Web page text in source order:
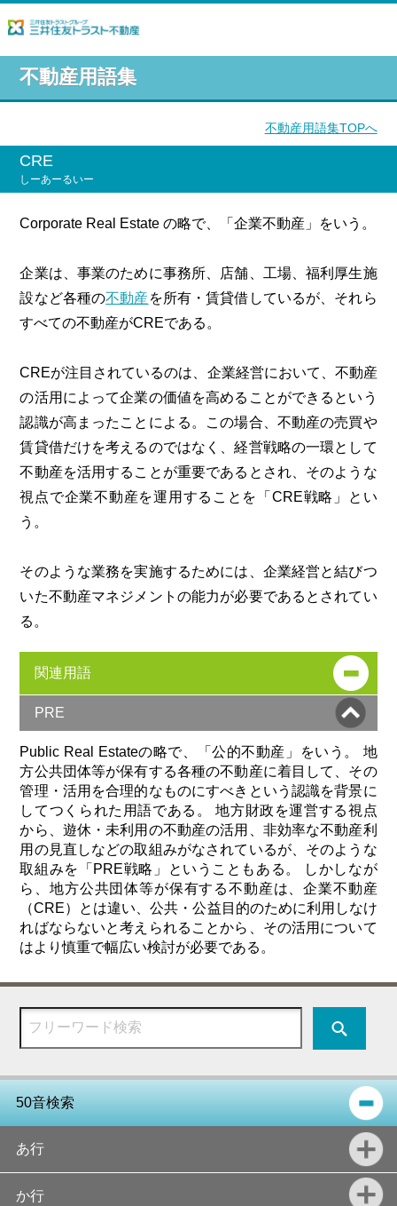
不動産用語集
不動産用語集TOPへ
CRE
しーあーるいー
Corporate Real Estate の略で、「企業不動産」をいう。
企業は、事業のために事務所、店舗、工場、福利厚生施
設など各種の不動産を所有・賃貸借しているが、それら
すべての不動産がCREである。
CREが注目されているのは、企業経営において、不動産
の活用によって企業の価値を高めることができるという
認識が高まったことによる。この場合、不動産の売買や
賃貸借だけを考えるのではなく、経営戦略の一環として
不動産を活用することが重要であるとされ、そのような
視点で企業不動産を運用することを「CRE戦略」とい
う。
そのような業務を実施するためには、企業経営と結びつ
いた不動産マネジメントの能力が必要であるとされてい
る。
関連用語
PRE
Public Real Estateの略で、「公的不動産」をいう。 地
方公共団体等が保有する各種の不動産に着目して、その
管理・活用を合理的なものにすべきという認識を背景に
してつくられた用語である。 地方財政を運営する視点
から、遊休・未利用の不動産の活用、非効率な不動産利
用の見直しなどの取組みがなされているが、そのような
取組みを「PRE戦略」ということもある。 しかしなが
ら、地方公共団体等が保有する不動産は、企業不動産
（CRE）とは違い、公共・公益目的のために利用しなけ
ればならないと考えられることから、その活用について
はより慎重で幅広い検討が必要である。
50音検索
あ行
か行